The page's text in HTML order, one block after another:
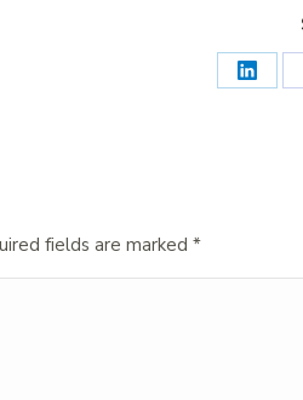
fields are marked *